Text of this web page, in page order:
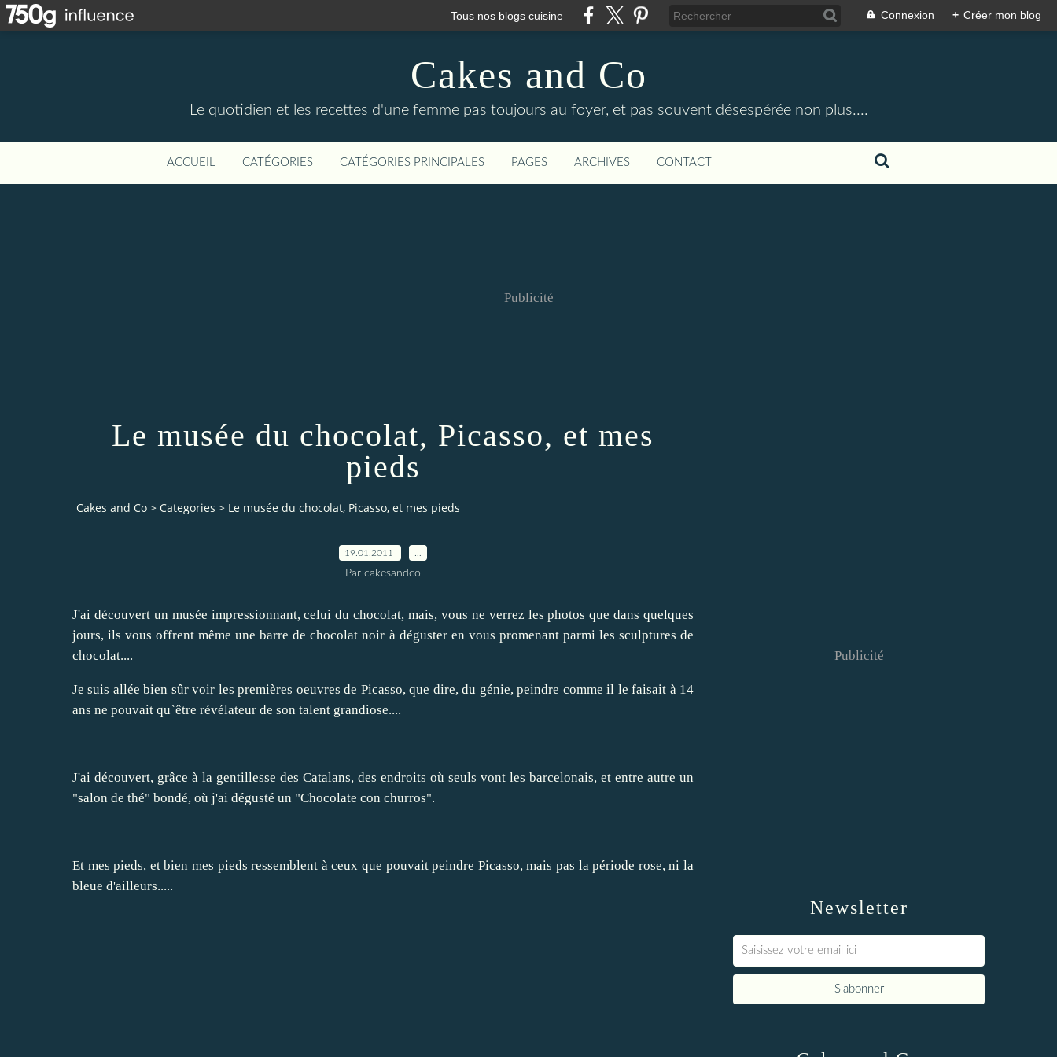
Tous nos blogs cuisine Connexion + Créer mon blog
Cakes and Co
Le quotidien et les recettes d'une femme pas toujours au foyer, et pas souvent désespérée non plus....
ACCUEIL CATÉGORIES CATÉGORIES PRINCIPALES PAGES ARCHIVES CONTACT
Publicité
Le musée du chocolat, Picasso, et mes
pieds
Cakes and Co > Categories > Le musée du chocolat, Picasso, et mes pieds
19.01.2011
Par cakesandco
J'ai découvert un musée impressionnant, celui du chocolat, mais, vous ne verrez les photos que dans quelques
jours, ils vous offrent même une barre de chocolat noir à déguster en vous promenant parmi les sculptures de
chocolat....
Je suis allée bien sûr voir les premières oeuvres de Picasso, que dire, du génie, peindre comme il le faisait à 14
ans ne pouvait qu`être révélateur de son talent grandiose....
J'ai découvert, grâce à la gentillesse des Catalans, des endroits où seuls vont les barcelonais, et entre autre un
"salon de thé" bondé, où j'ai dégusté un "Chocolate con churros".
Et mes pieds, et bien mes pieds ressemblent à ceux que pouvait peindre Picasso, mais pas la période rose, ni la
bleue d'ailleurs.....
Newsletter
Publicité